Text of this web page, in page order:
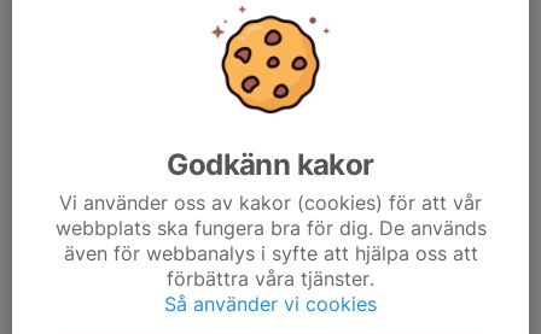
Godkänn kakor
Vi använder oss av kakor (cookies) för att vår
webbplats ska fungera bra för dig. De används
även för webbanalys i syfte att hjälpa oss att
förbättra våra tjänster.
Så använder vi cookies